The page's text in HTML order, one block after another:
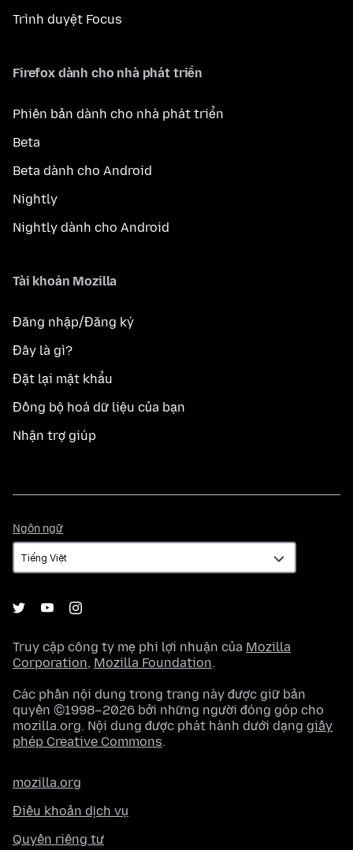
Trình duyệt Focus
Firefox dành cho nhà phát triển
Phiên bản dành cho nhà phát triển
Beta
Beta dành cho Android
Nightly
Nightly dành cho Android
Tài khoản Mozilla
Đăng nhập/Đăng ký
Đây là gì?
Đặt lại mật khẩu
Đồng bộ hoá dữ liệu của bạn
Nhận trợ giúp
Ngôn ngữ
ngữ
Truy cập công ty mẹ phi lợi nhuận của Mozilla
Corporation, Mozilla Foundation.
Các phần nội dung trong trang này được giữ bản
quyền ©1998–2026 bởi những người đóng góp cho
mozilla.org. Nội dung được phát hành dưới dạng giấy
phép Creative Commons.
mozilla.org
Điều khoản dịch vụ
Quyền riêng tư